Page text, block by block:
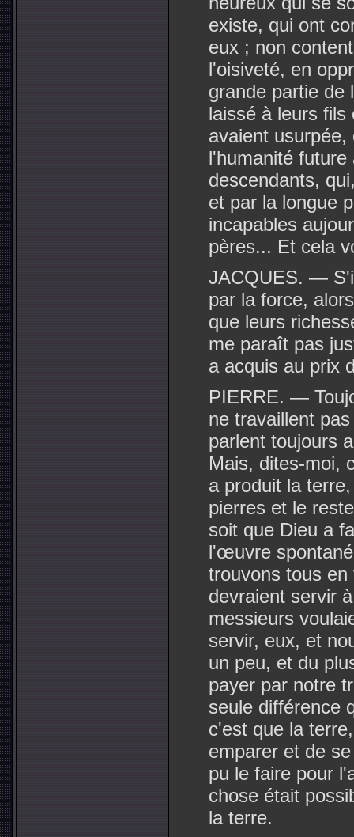
existe, qui ont
eux ; non
l'oisiveté, en
grande partie de
laissé à leurs
avaient
l'humanité
descendants,
et par la longue
incapables
pères... Et cela
JACQUES. —
par la force,
que leurs
me paraît pas
a acquis au prix
PIERRE. —
ne travaillent
parlent toujours
Mais, dites-moi,
a produit la
pierres et le
soit que Dieu a
l'œuvre
trouvons tous
devraient servir
messieurs
servir, eux, et
un peu, et du
payer par notre
seule différence
c'est que la
emparer et de
pu le faire pour
chose était
la terre.